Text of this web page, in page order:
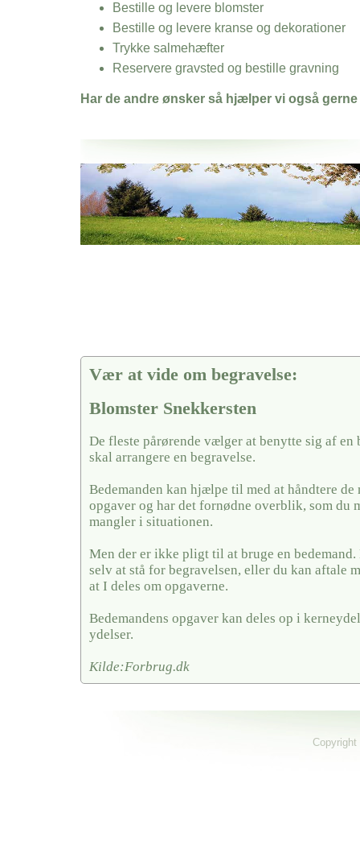
Bestille og levere blomster
Bestille og levere kranse og dekorationer
Trykke salmehæfter
Reservere gravsted og bestille gravning
Har de andre ønsker så hjælper vi også gerne
Her hos os får du altid en god afslutning når det gælder
Blomster Snekkersten
vi hjælper i alle faser af begravelsel
Vær at vide om begravelse:
Blomster Snekkersten
De fleste pårørende vælger at benytte sig af en
skal arrangere en begravelse.
Bedemanden kan hjælpe til med at håndtere de
opgaver og har det fornødne overblik, som du
mangler i situationen.
Men der er ikke pligt til at bruge en
selv at stå for begravelsen, eller du kan aftale
at I deles om opgaverne.
Bedemandens opgaver kan deles op i
ydelser.
Kilde:Forbrug.dk